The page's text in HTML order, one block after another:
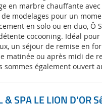
en marbre chauffante avec
modelages pour un
en solo ou en duo, Ô
cocooning. Idéal
un séjour de remise en
matinée ou après midi de
sommes également ouvert
& SPA LE LION D'OR